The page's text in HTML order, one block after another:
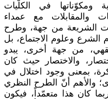
ومكوّناتها في الكلّيات
والمقابلات مع عمداء
الشريعة من جهة، وطرح
وعلوم الاجتماع، بل
من جهة أخرى، يبدو
والاختصار حيث كان
بمعنى وجود اختلال في
والأهم أنّ الطرح النظري
كان هذا متعمّداً، فيكون